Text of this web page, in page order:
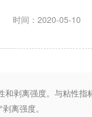
时间：2020-05-10
和剥离强度。与粘性
离强度。